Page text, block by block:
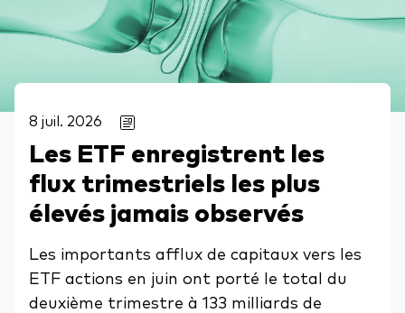
8 juil. 2026
Les ETF enregistrent les
flux trimestriels les plus
élevés jamais observés
Les importants afflux de capitaux vers les
ETF actions en juin ont porté le total du
deuxième trimestre à 133 milliards de